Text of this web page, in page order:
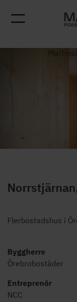
Flerbostadshus i
Byggherre
Örebrobostäder
Entreprenör
NCC